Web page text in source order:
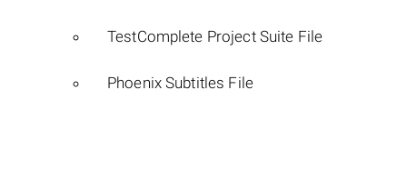
TestComplete Project Suite File
Phoenix Subtitles File